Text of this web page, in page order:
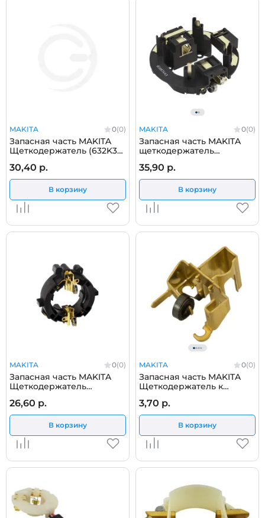
MAKITA 0(0)
Запасная часть MAKITA
Щеткодержатель (632K38-
30,40 р.
В корзину
MAKITA 0(0)
Запасная часть MAKITA
щеткодержатель
35,90 р.
В корзину
MAKITA 0(0)
Запасная часть MAKITA
Щеткодержатель
26,60 р.
В корзину
MAKITA 0(0)
Запасная часть MAKITA
Щеткодержатель к
9565CVR / 9565CR /
9565CVL MAKITA (643760-
3,70 р.
В корзину